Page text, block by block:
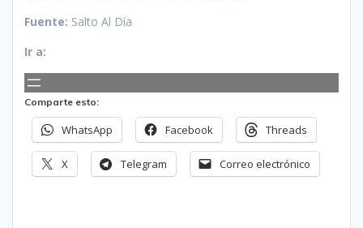
Fuente: Salto Al Día
Ir a:
Comparte esto:
WhatsApp Facebook Threads
X Telegram Correo electrónico